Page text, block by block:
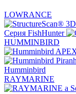
LOWRANCE
Серия FishHunter
HUMMINBIRD
Humminbird
RAYMARINE